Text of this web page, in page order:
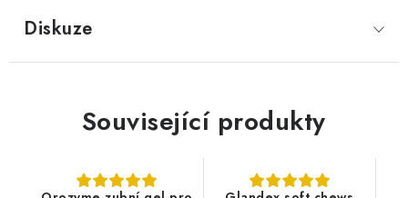
Diskuze
Související produkty